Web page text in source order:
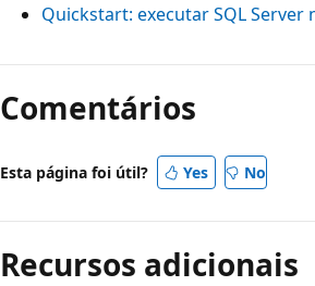
Quickstart: executar SQL Server
Comentários
Esta página foi útil? Yes No
Recursos adicionais